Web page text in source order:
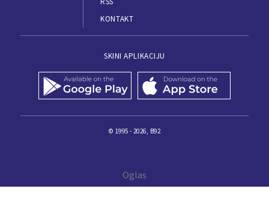
KONTAKT
SKINI APLIKACIJU
© 1995 - 2026, B92